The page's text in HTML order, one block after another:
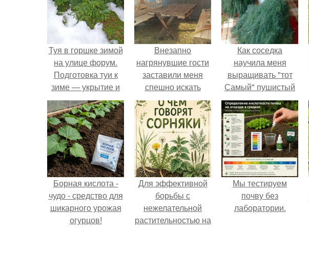
Туя в горшке зимой
на улице форум.
Подготовка туи к
зиме — укрытие и
правильный уход
Внезапно
нагрянувшие гости
заставили меня
спешно искать
решение, так как на
обстоятельный
ремонт времени
катастрофически не
хватало.
Как соседка
научила меня
выращивать "тот
Самый" пушистый
укроп.
Борная кислота -
чудо - средство для
шикарного урожая
огурцов!
Для эффективной
борьбы с
нежелательной
растительностью на
Мы тестируем
почву без
лаборатории.